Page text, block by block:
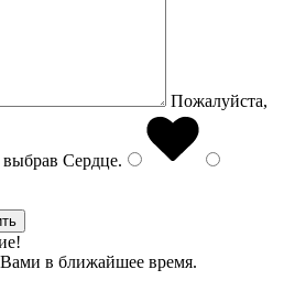
Пожалуйста,
выбрав Сердце.
в ближайшее время.